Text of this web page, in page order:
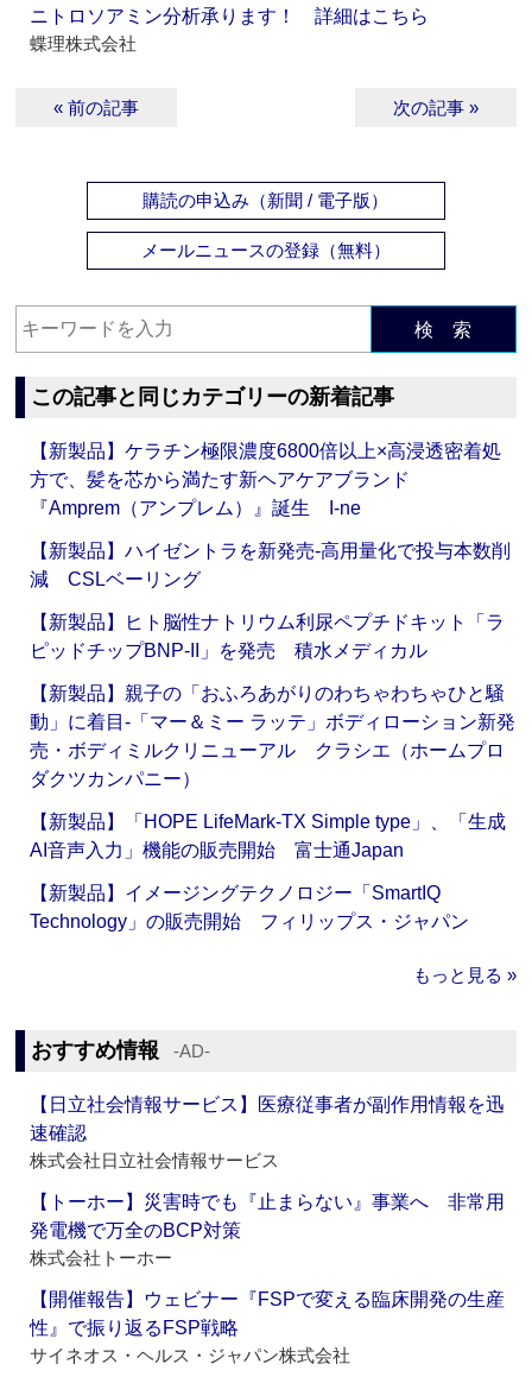
ニトロソアミン分析承ります！ 詳細はこちら
蝶理株式会社
« 前の記事 次の記事 »
購読の申込み（新聞 / 電子版）
メールニュースの登録（無料）
検 索
この記事と同じカテゴリーの新着記事
【新製品】ケラチン極限濃度6800倍以上×高浸透密着処
方で、髪を芯から満たす新ヘアケアブランド
『Amprem（アンプレム）』誕生 I-ne
【新製品】ハイゼントラを新発売‐高用量化で投与本数削
減 CSLベーリング
【新製品】ヒト脳性ナトリウム利尿ペプチドキット「ラ
ピッドチップBNP-II」を発売 積水メディカル
【新製品】親子の「おふろあがりのわちゃわちゃひと騒
動」に着目‐「マー＆ミー ラッテ」ボディローション新発
売・ボディミルクリニューアル クラシエ（ホームプロ
ダクツカンパニー）
【新製品】「HOPE LifeMark-TX Simple type」、「生成
AI音声入力」機能の販売開始 富士通Japan
【新製品】イメージングテクノロジー「SmartIQ
Technology」の販売開始 フィリップス・ジャパン
もっと見る »
おすすめ情報 ‐AD‐
【日立社会情報サービス】医療従事者が副作用情報を迅
速確認
株式会社日立社会情報サービス
【トーホー】災害時でも『止まらない』事業へ 非常用
発電機で万全のBCP対策
株式会社トーホー
【開催報告】ウェビナー『FSPで変える臨床開発の生産
性』で振り返るFSP戦略
サイネオス・ヘルス・ジャパン株式会社